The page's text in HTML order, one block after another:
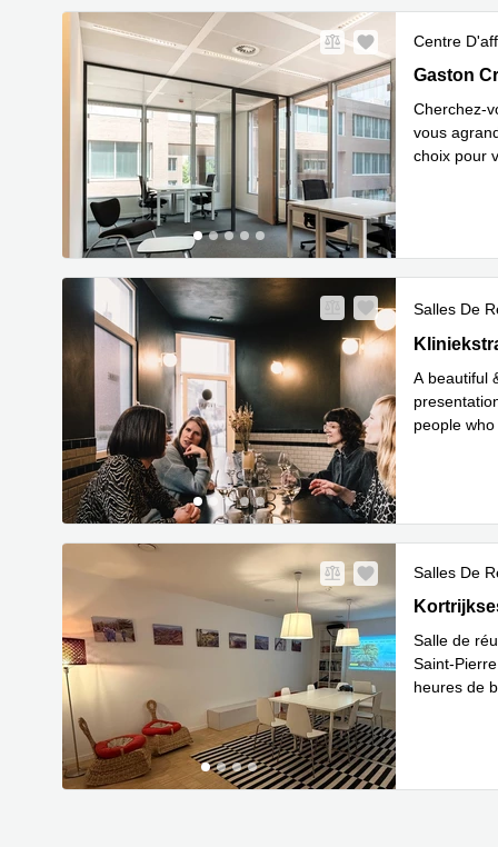
Centre
Gaston
Cherchez-
vous
choix pour
Salles De
A beautiful
people
Salles De
Salle de
Saint-
heures de